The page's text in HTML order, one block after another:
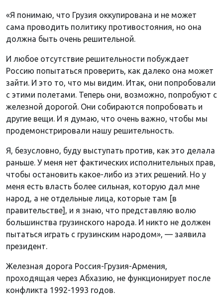
«Я понимаю, что Грузия оккупирована и не может
сама проводить политику противостояния, но она
должна быть очень решительной.
И любое отсутствие решительности побуждает
Россию попытаться проверить, как далеко она может
зайти. И это то, что мы видим. Итак, они попробовали
с этими полетами. Теперь они, возможно, попробуют с
железной дорогой. Они собираются попробовать и
другие вещи. И я думаю, что очень важно, чтобы мы
продемонстрировали нашу решительность.
Я, безусловно, буду выступать против, как это делала
раньше. У меня нет фактических исполнительных прав,
чтобы остановить какое-либо из этих решений. Но у
меня есть власть более сильная, которую дал мне
народ, а не отдельные лица, которые там [в
правительстве], и я знаю, что представляю волю
большинства грузинского народа. И никто не должен
пытаться играть с грузинским народом», — заявила
президент.
Железная дорога Россия-Грузия-Армения,
проходящая через Абхазию, не функционирует после
конфликта 1992-1993 годов.